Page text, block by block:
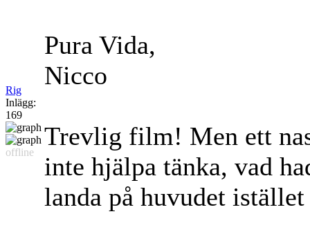
Rig
Inlägg:
169
offline
Pura Vida,
Nicco
Trevlig film! Men ett
inte hjälpa tänka, vad
landa på huvudet